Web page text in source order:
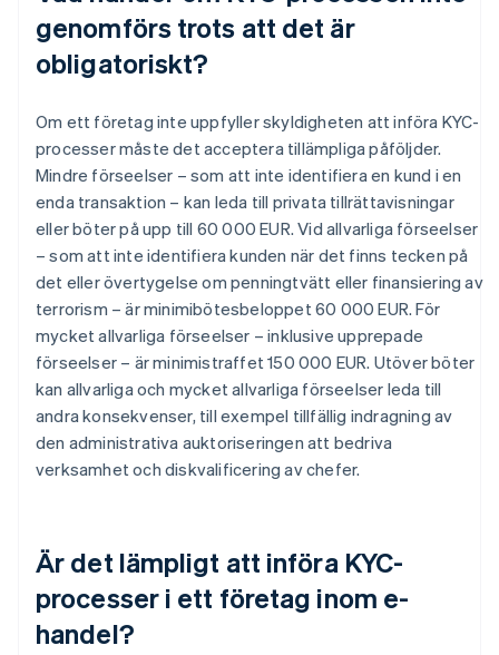
genomförs trots att det är
obligatoriskt?
Om ett företag inte uppfyller skyldigheten att införa KYC-
processer måste det acceptera tillämpliga påföljder.
Mindre förseelser – som att inte identifiera en kund i en
enda transaktion – kan leda till privata tillrättavisningar
eller böter på upp till 60 000 EUR. Vid allvarliga förseelser
– som att inte identifiera kunden när det finns tecken på
det eller övertygelse om penningtvätt eller finansiering av
terrorism – är minimibötesbeloppet 60 000 EUR. För
mycket allvarliga förseelser – inklusive upprepade
förseelser – är minimistraffet 150 000 EUR. Utöver böter
kan allvarliga och mycket allvarliga förseelser leda till
andra konsekvenser, till exempel tillfällig indragning av
den administrativa auktoriseringen att bedriva
verksamhet och diskvalificering av chefer.
Är det lämpligt att införa KYC-
processer i ett företag inom e-
handel?